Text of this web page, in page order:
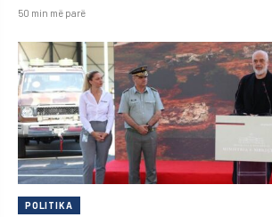
50 min më parë
POLITIKA